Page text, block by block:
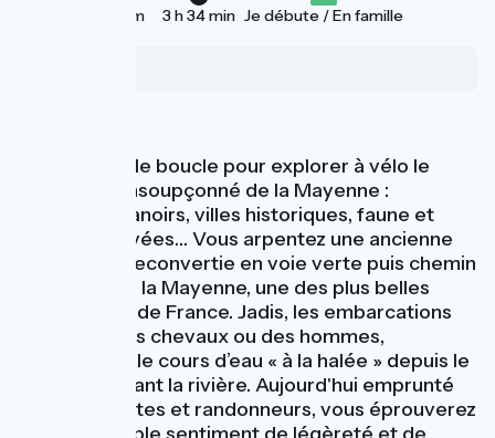
54 km 3 h 34 min Je débute / En famille
Voici une belle boucle pour explorer à vélo le
patrimoine insoupçonné de la Mayenne :
châteaux, manoirs, villes historiques, faune et
flore préservées… Vous arpentez une ancienne
voie ferrée reconvertie en voie verte puis chemin
de halage de la Mayenne, une des plus belles
voies vertes de France. Jadis, les embarcations
tirées par des chevaux ou des hommes,
remontaient le cours d’eau « à la halée » depuis le
chemin bordant la rivière. Aujourd'hui emprunté
par les cyclistes et randonneurs, vous éprouverez